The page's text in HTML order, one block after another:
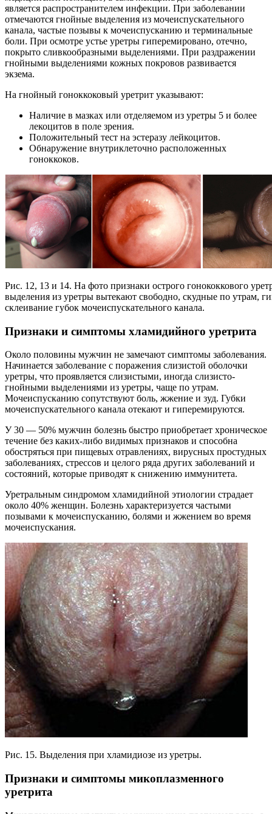
является распространителем инфекции. При заболевании
отмечаются гнойные выделения из мочеиспускательного
канала, частые позывы к мочеиспусканию и терминальные
боли. При осмотре устье уретры гиперемировано, отечно,
покрыто сливкообразными выделениями. При раздражении
гнойными выделениями кожных покровов развивается
экзема.
На гнойный гоноккоковый уретрит указывают:
Наличие в мазках или отделяемом из уретры 5 и более
лекоцитов в поле зрения.
Положительный тест на эстеразу лейкоцитов.
Обнаружение внутриклеточно расположенных
гоноккоков.
Рис. 12, 13 и 14. На фото признаки острого гонококкового
выделения из уретры вытекают свободно, скудные по утрам,
склеивание губок мочеиспускательного канала.
Признаки и симптомы хламидийного уретрита
Около половины мужчин не замечают симптомы заболевания.
Начинается заболевание с поражения слизистой оболочки
уретры, что проявляется слизистыми, иногда слизисто-
гнойными выделениями из уретры, чаще по утрам.
Мочеиспусканию сопутствуют боль, жжение и зуд. Губки
мочеиспускательного канала отекают и гиперемируются.
У 30 — 50% мужчин болезнь быстро приобретает хроническое
течение без каких-либо видимых признаков и способна
обостряться при пищевых отравлениях, вирусных простудных
заболеваниях, стрессов и целого ряда других заболеваний и
состояний, которые приводят к снижению иммунитета.
Уретральным синдромом хламидийной этиологии страдает
около 40% женщин. Болезнь характеризуется частыми
позывами к мочеиспусканию, болями и жжением во время
мочеиспускания.
Рис. 15. Выделения при хламидиозе из уретры.
Признаки и симптомы микоплазменного
уретрита